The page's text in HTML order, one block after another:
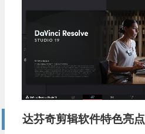
达芬奇剪辑软件特色亮点